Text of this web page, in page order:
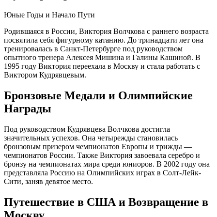
Юные Годы и Начало Пути
Родившаяся в России, Виктория Волчкова с раннего возраста
посвятила себя фигурному катанию. До тринадцати лет она
тренировалась в Санкт-Петербурге под руководством
опытного тренера Алексея Мишина и Галины Кашиной. В
1995 году Виктория переехала в Москву и стала работать с
Виктором Кудрявцевым.
Бронзовые Медали и Олимпийские
Награды
Под руководством Кудрявцева Волчкова достигла
значительных успехов. Она четырежды становилась
бронзовым призером чемпионатов Европы и трижды —
чемпионатов России. Также Виктория завоевала серебро и
бронзу на чемпионатах мира среди юниоров. В 2002 году она
представляла Россию на Олимпийских играх в Солт-Лейк-
Сити, заняв девятое место.
Путешествие в США и Возвращение в